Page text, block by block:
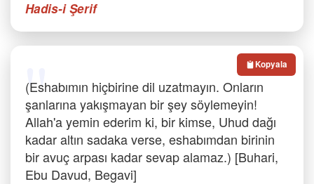
Hadis-i Şerif
(Eshabımın hiçbirine dil uzatmayın. Onların
şanlarına yakışmayan bir şey söylemeyin!
Allah'a yemin ederim ki, bir kimse, Uhud dağı
kadar altın sadaka verse, eshabımdan birinin
bir avuç arpası kadar sevap alamaz.) [Buhari,
Ebu Davud, Begavi]
Kopyala